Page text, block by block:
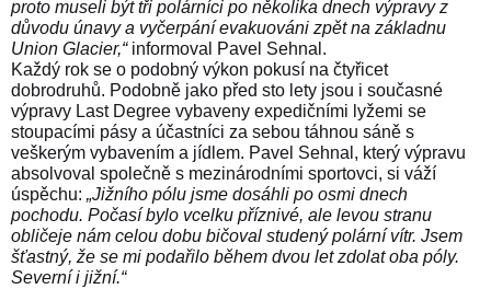
proto museli být tři polárníci po několika dnech výpravy z
důvodu únavy a vyčerpání evakuováni zpět na základnu
Union Glacier,“informoval Pavel Sehnal.
Každý rok se o podobný výkon pokusí na čtyřicet
dobrodruhů. Podobně jako před sto lety jsou i současné
výpravy Last Degree vybaveny expedičními lyžemi se
stoupacími pásy a účastníci za sebou táhnou sáně s
veškerým vybavením a jídlem. Pavel Sehnal, který výpravu
absolvoval společně s mezinárodními sportovci, si váží
úspěchu: „Jižního pólu jsme dosáhli po osmi dnech
pochodu. Počasí bylo vcelku příznivé, ale levou stranu
obličeje nám celou dobu bičoval studený polární vítr. Jsem
šťastný, že se mi podařilo během dvou let zdolat oba póly.
Severní i jižní.“